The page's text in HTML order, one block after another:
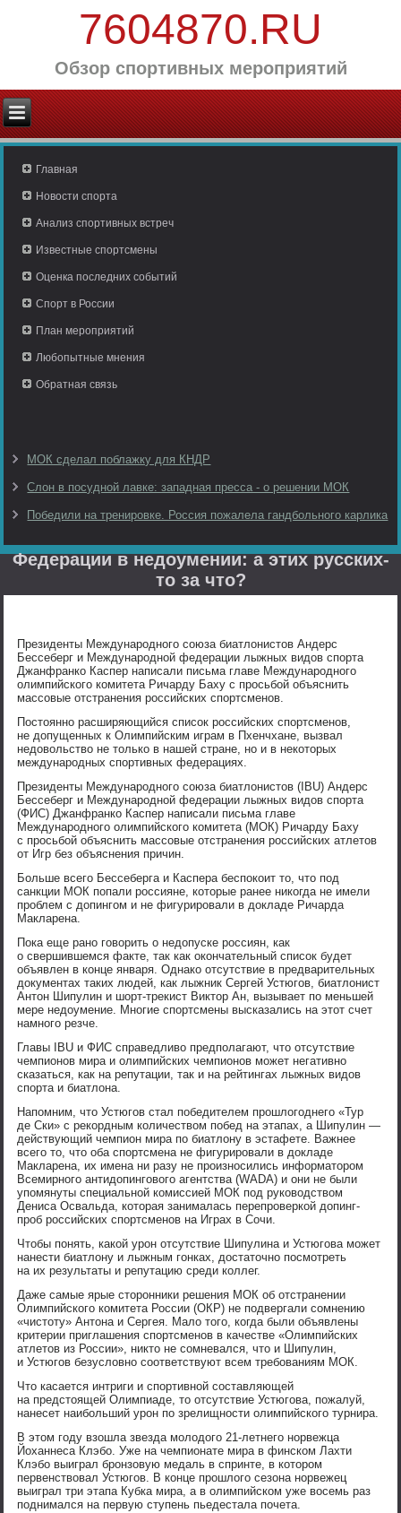
7604870.RU
Обзор спортивных мероприятий
Главная
Новости спорта
Анализ спортивных встреч
Известные спортсмены
Оценка последних событий
Спорт в России
План мероприятий
Любопытные мнения
Обратная связь
МОК сделал поблажку для КНДР
Слон в посудной лавке: западная пресса - о решении МОК
Победили на тренировке. Россия пожалела гандбольного карлика
Федерации в недоумении: а этих русских-
то за что?
Президенты Международного союза биатлонистов Андерс
Бессеберг и Международной федерации лыжных видов спорта
Джанфранко Каспер написали письма главе Международного
олимпийского комитета Ричарду Баху с просьбой объяснить
массовые отстранения российских спортсменов.
Постоянно расширяющийся список российских спортсменов,
не допущенных к Олимпийским играм в Пхенчхане, вызвал
недовольство не только в нашей стране, но и в некоторых
международных спортивных федерациях.
Президенты Международного союза биатлонистов (IBU) Андерс
Бессеберг и Международной федерации лыжных видов спорта
(ФИС) Джанфранко Каспер написали письма главе
Международного олимпийского комитета (МОК) Ричарду Баху
с просьбой объяснить массовые отстранения российских атлетов
от Игр без объяснения причин.
Больше всего Бессеберга и Каспера беспокоит то, что под
санкции МОК попали россияне, которые ранее никогда не имели
проблем с допингом и не фигурировали в докладе Ричарда
Макларена.
Пока еще рано говорить о недопуске россиян, как
о свершившемся факте, так как окончательный список будет
объявлен в конце января. Однако отсутствие в предварительных
документах таких людей, как лыжник Сергей Устюгов, биатлонист
Антон Шипулин и шорт-трекист Виктор Ан, вызывает по меньшей
мере недоумение. Многие спортсмены высказались на этот счет
намного резче.
Главы IBU и ФИС справедливо предполагают, что отсутствие
чемпионов мира и олимпийских чемпионов может негативно
сказаться, как на репутации, так и на рейтингах лыжных видов
спорта и биатлона.
Напомним, что Устюгов стал победителем прошлогоднего «Тур
де Ски» с рекордным количеством побед на этапах, а Шипулин —
действующий чемпион мира по биатлону в эстафете. Важнее
всего то, что оба спортсмена не фигурировали в докладе
Макларена, их имена ни разу не произносились информатором
Всемирного антидопингового агентства (WADA) и они не были
упомянуты специальной комиссией МОК под руководством
Дениса Освальда, которая занималась перепроверкой допинг-
проб российских спортсменов на Играх в Сочи.
Чтобы понять, какой урон отсутствие Шипулина и Устюгова может
нанести биатлону и лыжным гонках, достаточно посмотреть
на их результаты и репутацию среди коллег.
Даже самые ярые сторонники решения МОК об отстранении
Олимпийского комитета России (ОКР) не подвергали сомнению
«чистоту» Антона и Сергея. Мало того, когда были объявлены
критерии приглашения спортсменов в качестве «Олимпийских
атлетов из России», никто не сомневался, что и Шипулин,
и Устюгов безусловно соответствуют всем требованиям МОК.
Что касается интриги и спортивной составляющей
на предстоящей Олимпиаде, то отсутствие Устюгова, пожалуй,
нанесет наибольший урон по зрелищности олимпийского турнира.
В этом году взошла звезда молодого 21-летнего норвежца
Йоханнеса Клэбо. Уже на чемпионате мира в финском Лахти
Клэбо выиграл бронзовую медаль в спринте, в котором
первенствовал Устюгов. В конце прошлого сезона норвежец
выиграл три этапа Кубка мира, а в олимпийском уже восемь раз
поднимался на первую ступень пьедестала почета.